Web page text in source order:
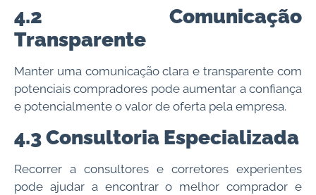
4.2 Comunicação
Transparente
Manter uma comunicação clara e transparente com
potenciais compradores pode aumentar a confiança
e potencialmente o valor de oferta pela empresa.
4.3 Consultoria Especializada
Recorrer a consultores e corretores experientes
pode ajudar a encontrar o melhor comprador e